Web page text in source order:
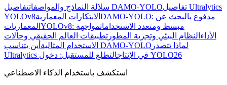
سلالة النماذج والمواصفات تفاصيل DAMO-YOLOتفاصيل Ultralytics
YOLOv8الابتكارات المعمارية DAMO-YOLO: مدفوع بالبحث عن
المعماريات
YOLOv8: مبسط ومتعدد الاستخداماتمواجهة
الأداء النظام البيئي وتجربة المطور تطبيقات العالم الحقيقي وحالات
الاستخدام المثالية أين يتناسب DAMO-YOLO لماذا تتصدر
Ultralytics في الإنتاج التطلع للمستقبل: دخول YOLO26
استكشف باستخدام الذكاء الاصطناعي